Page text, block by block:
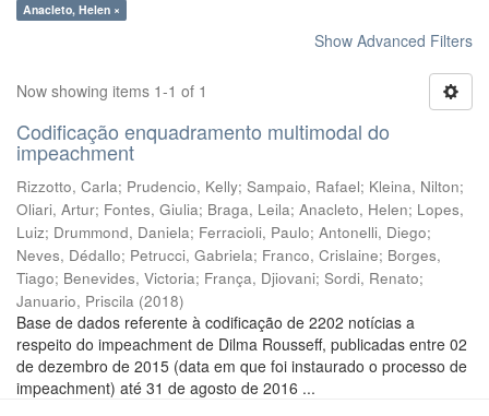
Anacleto, Helen ×
Show Advanced Filters
Now showing items 1-1 of 1
Codificação enquadramento multimodal do
impeachment
Rizzotto, Carla; Prudencio, Kelly; Sampaio, Rafael; Kleina, Nilton;
Oliari, Artur; Fontes, Giulia; Braga, Leila; Anacleto, Helen; Lopes,
Luiz; Drummond, Daniela; Ferracioli, Paulo; Antonelli, Diego;
Neves, Dédallo; Petrucci, Gabriela; Franco, Crislaine; Borges,
Tiago; Benevides, Victoria; França, Djiovani; Sordi, Renato;
Januario, Priscila (2018)
Base de dados referente à codificação de 2202 notícias a
respeito do impeachment de Dilma Rousseff, publicadas entre 02
de dezembro de 2015 (data em que foi instaurado o processo de
impeachment) até 31 de agosto de 2016 ...